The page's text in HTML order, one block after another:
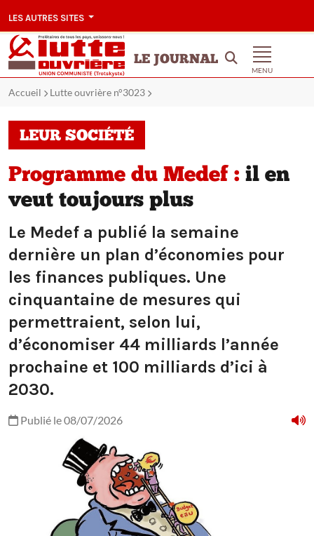
LES AUTRES SITES
LE JOURNAL
MENU
Accueil Lutte ouvrière n°3023
LEUR SOCIÉTÉ
Programme du Medef : il en
veut toujours plus
Le Medef a publié la semaine
dernière un plan d’économies pour
les finances publiques. Une
cinquantaine de mesures qui
permettraient, selon lui,
d’économiser 44 milliards l’année
prochaine et 100 milliards d’ici à
2030.
Publié le 08/07/2026